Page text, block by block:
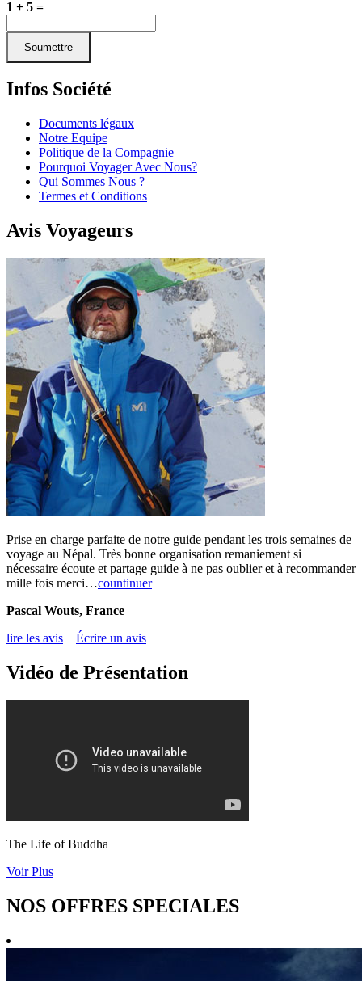
1 + 5 =
Soumettre
Infos Société
Documents légaux
Notre Equipe
Politique de la Compagnie
Pourquoi Voyager Avec Nous?
Qui Sommes Nous ?
Termes et Conditions
Avis Voyageurs
Prise en charge parfaite de notre guide pendant les trois semaines de
voyage au Népal. Très bonne organisation remaniement si
nécessaire écoute et partage guide à ne pas oublier et à recommander
mille fois merci…countinuer
Pascal Wouts, France
lire les avis
Écrire un avis
Vidéo de Présentation
The Life of Buddha
Voir Plus
NOS OFFRES SPECIALES